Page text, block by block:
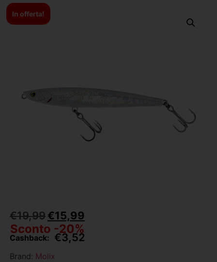
In offerta!
€19,99€15,99
Sconto -20%
Cashback: €3,52
Brand: Molix